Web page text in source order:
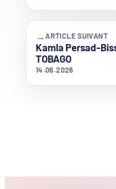
→ARTICLE SUIVANT
Kamla Persad-
TOBAGO
14.06.2026